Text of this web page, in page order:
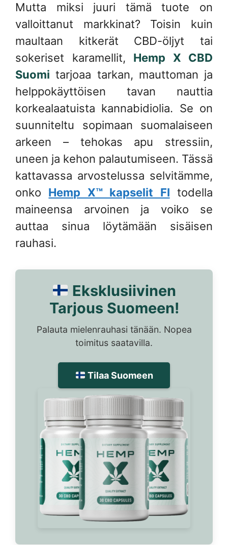
Mutta miksi juuri tämä tuote on
valloittanut markkinat? Toisin kuin
maultaan kitkerät CBD-öljyt tai
sokeriset karamellit, Hemp X CBD
Suomi tarjoaa tarkan, mauttoman ja
helppokäyttöisen tavan nauttia
korkealaatuista kannabidiolia. Se on
suunniteltu sopimaan suomalaiseen
arkeen – tehokas apu stressiin,
uneen ja kehon palautumiseen. Tässä
kattavassa arvostelussa selvitämme,
onko Hemp X™ kapselit FI todella
maineensa arvoinen ja voiko se
auttaa sinua löytämään sisäisen
rauhasi.
Eksklusiivinen
Tarjous Suomeen!
Palauta mielenrauhasi tänään. Nopea
toimitus saatavilla.
Tilaa Suomeen